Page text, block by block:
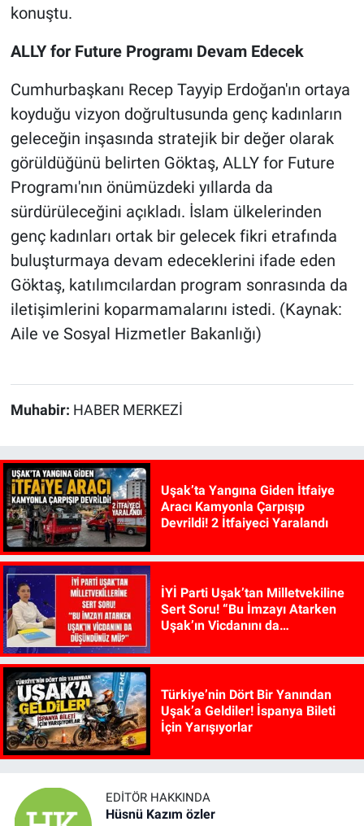
konuştu.
ALLY for Future Programı Devam Edecek
Cumhurbaşkanı Recep Tayyip Erdoğan'ın ortaya
koyduğu vizyon doğrultusunda genç kadınların
geleceğin inşasında stratejik bir değer olarak
görüldüğünü belirten Göktaş, ALLY for Future
Programı'nın önümüzdeki yıllarda da
sürdürüleceğini açıkladı. İslam ülkelerinden
genç kadınları ortak bir gelecek fikri etrafında
buluşturmaya devam edeceklerini ifade eden
Göktaş, katılımcılardan program sonrasında da
iletişimlerini koparmamalarını istedi. (Kaynak:
Aile ve Sosyal Hizmetler Bakanlığı)
Muhabir: HABER MERKEZİ
Uşak’ta Yangına Giden İtfaiye
Aracı Kamyonla Çarpışıp
Devrildi! 2 İtfaiyeci Yaralandı
İYİ Parti Uşak’tan Milletvekiline
Sert Soru! “Bu İmzayı Atarken
Uşak’ın Vicdanını da
Türkiye’nin Dört Bir Yanından
Uşak’a Geldiler! İspanya Bileti
İçin Yarışıyorlar
EDITÖR HAKKINDA
Hüsnü Kazım özler